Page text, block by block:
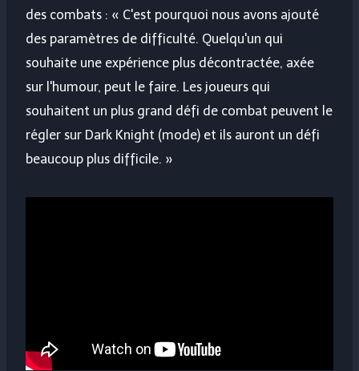
des combats : « C'est pourquoi nous avons ajouté
des paramètres de difficulté. Quelqu'un qui
souhaite une expérience plus décontractée, axée
sur l'humour, peut le faire. Les joueurs qui
souhaitent un plus grand défi de combat peuvent le
régler sur Dark Knight (mode) et ils auront un défi
beaucoup plus difficile. »